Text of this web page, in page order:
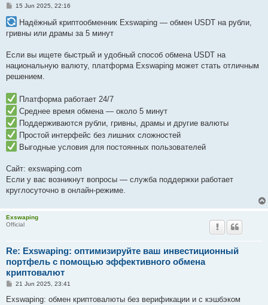
P
s
t
15 Jun 2025, 22:16
Надёжный криптообменник Exswaping — обмен USDT на рубли,
гривны или драмы за 5 минут
Если вы ищете быстрый и удобный способ обмена USDT на
национальную валюту, платформа Exswaping может стать отличным
решением.
Платформа работает 24/7
Среднее время обмена — около 5 минут
Поддерживаются рубли, гривны, драмы и другие валюты
Простой интерфейс без лишних сложностей
Выгодные условия для постоянных пользователей
Сайт: exswaping.com
Если у вас возникнут вопросы — служба поддержки работает
круглосуточно в онлайн-режиме.
Exswaping
Official
Re: Exswaping: оптимизируйте ваш инвестиционный
портфель с помощью эффективного обмена
криптовалют
P
s
21 Jun 2025, 23:41
Exswaping: обмен криптовалюты без верификации и с кэшбэком